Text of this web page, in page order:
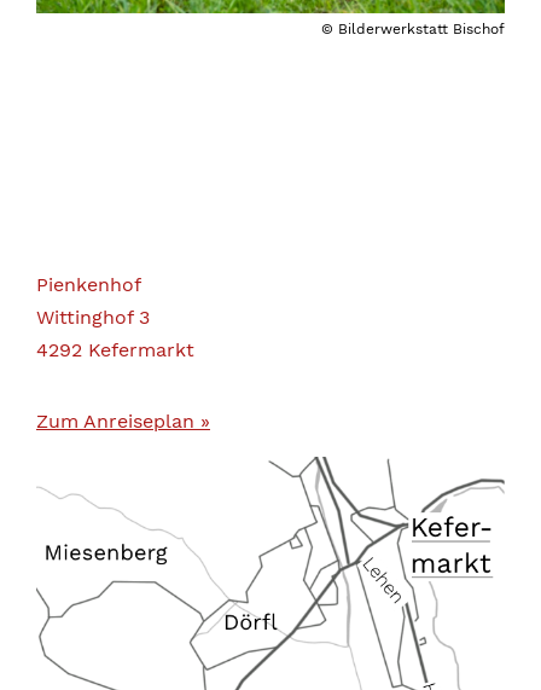
© Bilderwerkstatt Bischof
Pienkenhof
Wittinghof 3
4292 Kefermarkt
Zum Anreiseplan »